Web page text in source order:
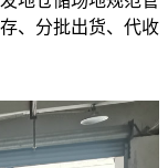
、分批出货、代收